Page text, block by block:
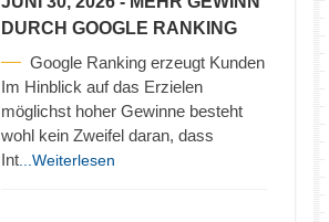
DURCH GOOGLE RANKING
Google Ranking erzeugt Kunden
Im Hinblick auf das Erzielen
möglichst hoher Gewinne besteht
wohl kein Zweifel daran, dass
Int ...Weiterlesen